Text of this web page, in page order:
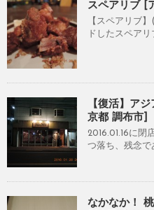
スペアリブ [
【スペアリブ
ドしたスペア
【復活】ア
京都 調布市]
2016.01.16に閉
つ落ち、残念で
なかなか！